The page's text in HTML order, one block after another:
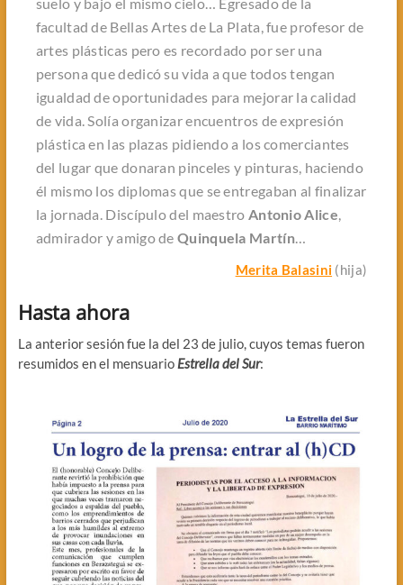
suelo y bajo el mismo cielo… Egresado de la
facultad de Bellas Artes de La Plata, fue profesor de
artes plásticas pero es recordado por ser una
persona que dedicó su vida a que todos tengan
igualdad de oportunidades para mejorar la calidad
de vida. Solía organizar encuentros de expresión
plástica en las plazas pidiendo a los comerciantes
del lugar que donaran pinceles y pinturas, haciendo
él mismo los diplomas que se entregaban al finalizar
la jornada. Discípulo del maestro Antonio Alice,
admirador y amigo deQuinquela Martín…
Merita Balasini (hija)
Hasta ahora
La anterior sesión fue la del 23 de julio, cuyos temas fueron
resumidos en el mensuarioEstrella del Sur: